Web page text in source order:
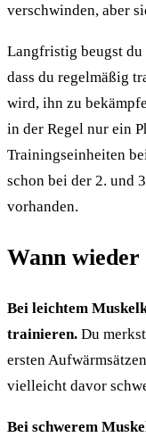
verschwinden, aber
Langfristig beugst du
dass du regelmäßig
wird, ihn zu
in der Regel nur ein
Trainingseinheiten
schon bei der 2. und
vorhanden.
Wann
Bei leichtem
trainieren. Du
ersten
vielleicht davor
Bei schwerem